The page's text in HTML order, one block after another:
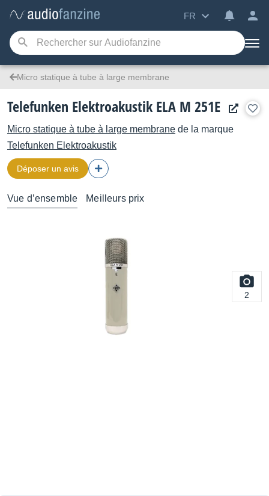
FR
Micro statique à tube à large membrane
Telefunken Elektroakustik ELA M 251E
Micro statique à tube à large membrane de la marque
Telefunken Elektroakustik
Déposer un avis
Vue d’ensemble Meilleurs prix
2